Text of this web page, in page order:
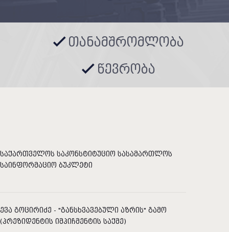
თანამშრომლობა
წევრობა
საქართველოს საკონსტიტუციო სასამართლოს
საინფორმაციო ბუკლეტი
ევა გოცირიძე - "განსხვავებული აზრის" გამო
(პრეზიდენტის იმპიჩმენტის საქმე)